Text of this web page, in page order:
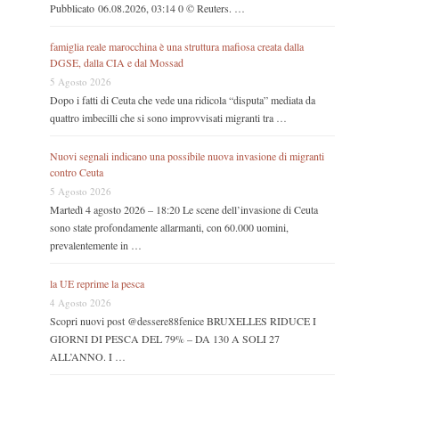
Pubblicato 06.08.2026, 03:14 0 © Reuters. …
famiglia reale marocchina è una struttura mafiosa creata dalla
DGSE, dalla CIA e dal Mossad
5 Agosto 2026
Dopo i fatti di Ceuta che vede una ridicola “disputa” mediata da
quattro imbecilli che si sono improvvisati migranti tra …
Nuovi segnali indicano una possibile nuova invasione di migranti
contro Ceuta
5 Agosto 2026
Martedì 4 agosto 2026 – 18:20 Le scene dell’invasione di Ceuta
sono state profondamente allarmanti, con 60.000 uomini,
prevalentemente in …
la UE reprime la pesca
4 Agosto 2026
Scopri nuovi post @dessere88fenice BRUXELLES RIDUCE I
GIORNI DI PESCA DEL 79% – DA 130 A SOLI 27
ALL’ANNO. I …